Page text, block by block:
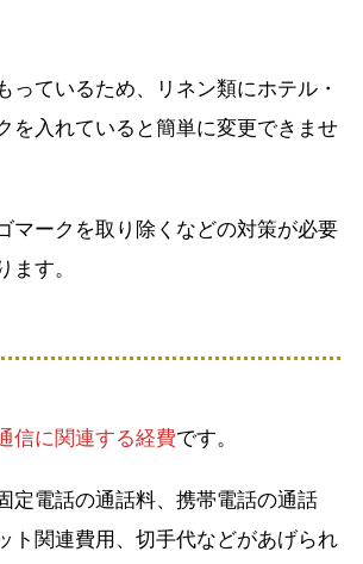
っているため、リネン類にホテル・
を入れていると簡単に変更できませ
マークを取り除くなどの対策が必要
ます。
信に関連する経費です。
定電話の通話料、携帯電話の通話
ト関連費用、切手代などがあげられ